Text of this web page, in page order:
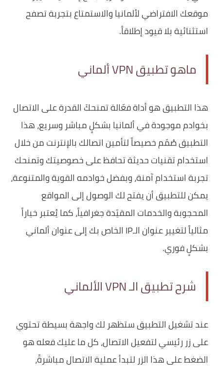
موقعك الافتراضي لألمانيا والاستمتاع بتجربة تصفح
استثنائية بلا قيود إطلاقاً.
ماهو تطبيق VPN ألماني
هذا التطبيق هو أداة فعّالة تمنحكَ القدرة على الاتصال
بخوادم موجودة في ألمانيا بشكلٍ مباشر وسريع، هذا
التطبيق صُمّم خصيصاً لتأمين اتصالك بالإنترنت من خلال
استخدام تقنيات حديثة تحافظ على خصوصيتك وتمنحك
تجربة استخدام آمنة، وبفضل خوادمه القوية والمتنوعة،
يمكن للتطبيق أن يفتح لك الوصول إلى المواقع
المحجوبة والخدمات المقيّدة جغرافياً، كما يُعتبر خياراً
مثالياً لتغيير عنوان الـIP الخاص بك إلى عنوان ألماني
بشكلٍ فوري.
شرح تطبيق الـ VPN الألماني
عند تشغيل التطبيق ستظهر لك واجهة بسيطة تحتوي
على زر رئيسي لتفعيل الاتصال، كل ما عليك فعله هو
الضغط على هذا الزر لتبدأ عملية الاتصال مباشرةً،